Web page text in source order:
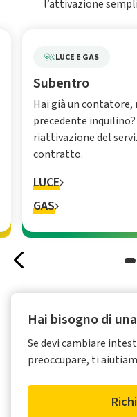
l’attivazione
LUCE E GAS
Subentro
Hai già un contatore,
precedente
riattivazione del
contratto.
LUCE
GAS
Hai bisogno di
Se devi cambiare
preoccupare, ti